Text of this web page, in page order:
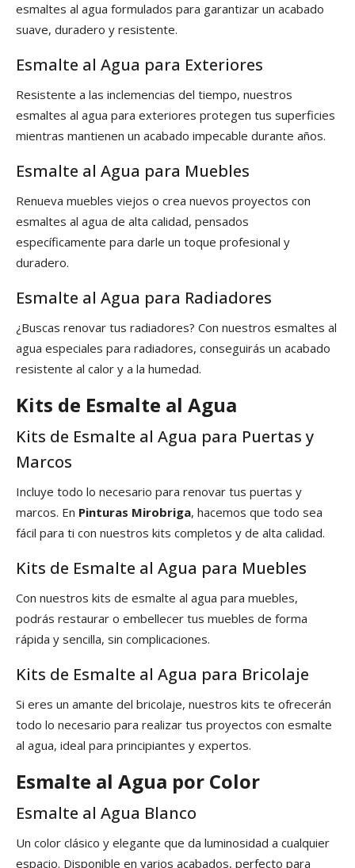
esmaltes al agua formulados para garantizar un acabado
suave, duradero y resistente.
Esmalte al Agua para Exteriores
Resistente a las inclemencias del tiempo, nuestros
esmaltes al agua para exteriores protegen tus superficies
mientras mantienen un acabado impecable durante años.
Esmalte al Agua para Muebles
Renueva muebles viejos o crea nuevos proyectos con
esmaltes al agua de alta calidad, pensados
específicamente para darle un toque profesional y
duradero.
Esmalte al Agua para Radiadores
¿Buscas renovar tus radiadores? Con nuestros esmaltes al
agua especiales para radiadores, conseguirás un acabado
resistente al calor y a la humedad.
Kits de Esmalte al Agua
Kits de Esmalte al Agua para Puertas y
Marcos
Incluye todo lo necesario para renovar tus puertas y
marcos. En Pinturas Mirobriga, hacemos que todo sea
fácil para ti con nuestros kits completos y de alta calidad.
Kits de Esmalte al Agua para Muebles
Con nuestros kits de esmalte al agua para muebles,
podrás restaurar o embellecer tus muebles de forma
rápida y sencilla, sin complicaciones.
Kits de Esmalte al Agua para Bricolaje
Si eres un amante del bricolaje, nuestros kits te ofrecerán
todo lo necesario para realizar tus proyectos con esmalte
al agua, ideal para principiantes y expertos.
Esmalte al Agua por Color
Esmalte al Agua Blanco
Un color clásico y elegante que da luminosidad a cualquier
espacio. Disponible en varios acabados, perfecto para